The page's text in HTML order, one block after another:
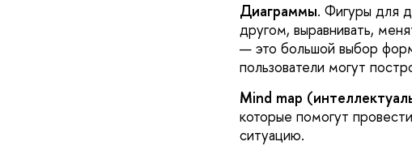
Диаграммы. Фигуры для
другом, выравнивать,
— это большой выбор
пользователи могут
Mind map
которые помогут
ситуацию.